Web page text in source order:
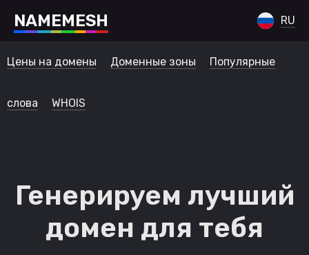
NAMEMESH RU
Цены на домены Доменные зоны Популярные
слова WHOIS
Генерируем лучший
домен для тебя